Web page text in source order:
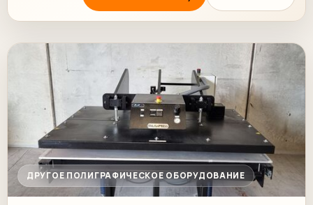
ДРУГОЕ ПОЛИГРАФИЧЕСКОЕ ОБОРУДОВАНИЕ